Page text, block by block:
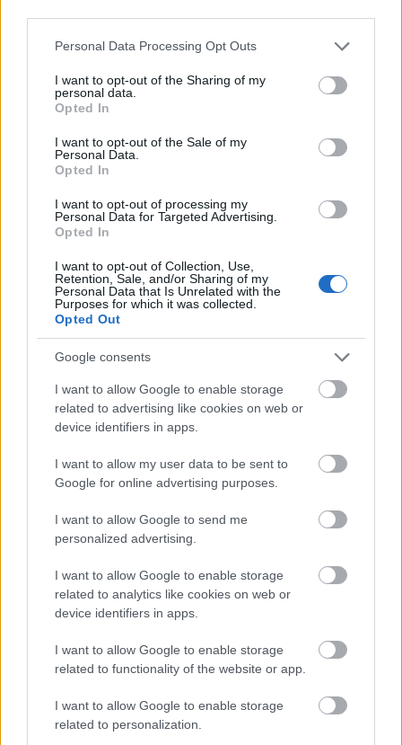
Please note that this website/app uses one or more Google
not limited to your visit or usage behaviour. You may click to
grant or deny consent to Google and its third-party tags to
use your data for below specified purposes in below Google
consent section.
Personal Data Processing Opt Outs
I want to opt-out of the Sharing of my
personal data.
Opted In
I want to opt-out of the Sale of my
Personal Data.
Opted In
I want to opt-out of processing my
Personal Data for Targeted Advertising.
Opted In
I want to opt-out of Collection, Use,
Retention, Sale, and/or Sharing of my
Personal Data that Is Unrelated with the
Purposes for which it was collected.
Opted Out
Google consents
I want to allow Google to enable storage
related to advertising like cookies on web or
device identifiers in apps.
I want to allow my user data to be sent to
Google for online advertising purposes.
I want to allow Google to send me
personalized advertising.
I want to allow Google to enable storage
related to analytics like cookies on web or
device identifiers in apps.
I want to allow Google to enable storage
related to functionality of the website or app.
I want to allow Google to enable storage
related to personalization.
Η Lady Gaga με Brandon Maxwell
Μάθε τώρα όλα τα νέα για τα
αγαπημένα σου διάσημα πρόσωπα.
Ακολούθησε το JennyGr στο
Google News.
ΔΙΑΒΑΖΟΝΤΑΙ ΤΩΡΑ
Το gadget από τα IKEA που κοστίζει κάτω από 2
κουζίνας σου
Όσοι μεγάλωσαν χωρίς κινητά, απέκτησαν 6
δεξιότητες ζωής που οι νέοι δεν θα μάθουν ποτέ